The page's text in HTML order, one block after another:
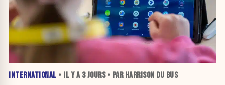
INTERNATIONAL • IL Y A 3 JOURS• PAR HARRISON DU BUS